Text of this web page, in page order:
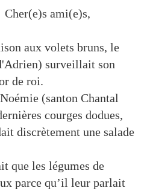
Cher(e)s ami(e)s,
aux volets bruns, le
surveillait son
de roi.
(santon Chantal
courges dodues,
discrètement une salade
que les légumes de
parce qu’il leur parlait